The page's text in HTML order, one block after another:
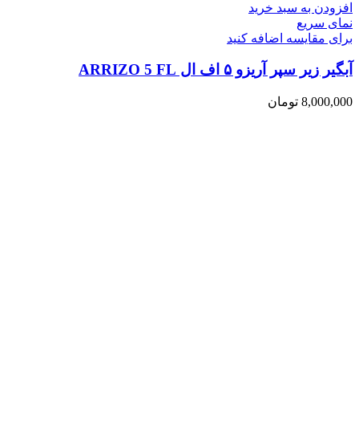
افزودن به سبد خرید
نمای سریع
برای مقایسه اضافه کنید
آبگیر زیر سپر آریزو ۵ اف ال ARRIZO 5 FL
8,000,000 تومان